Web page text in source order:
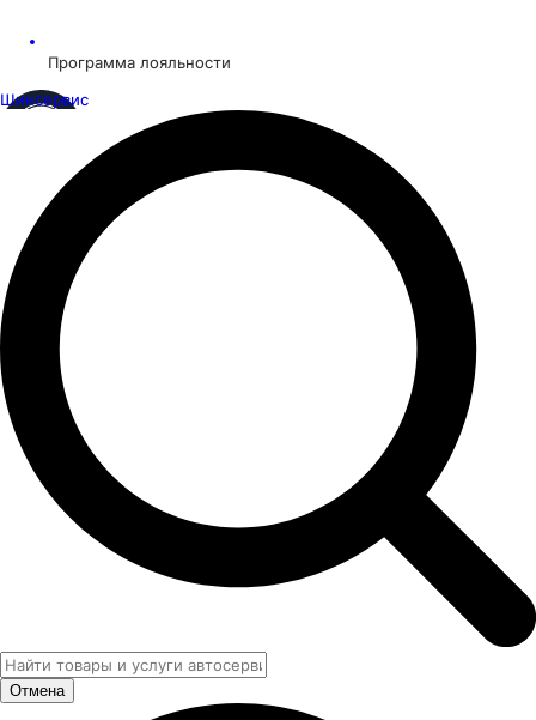
Программа лояльности
Шинсервис
Отмена